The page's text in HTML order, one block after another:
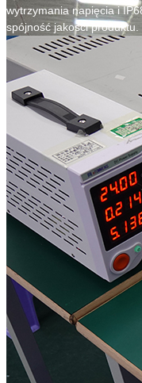
wytrzymania napięcia i
spójność jakości produktu.